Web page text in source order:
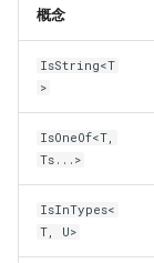
概念
IsString<T
>
IsOneOf<T,
Ts...>
IsInTypes<
T, U>